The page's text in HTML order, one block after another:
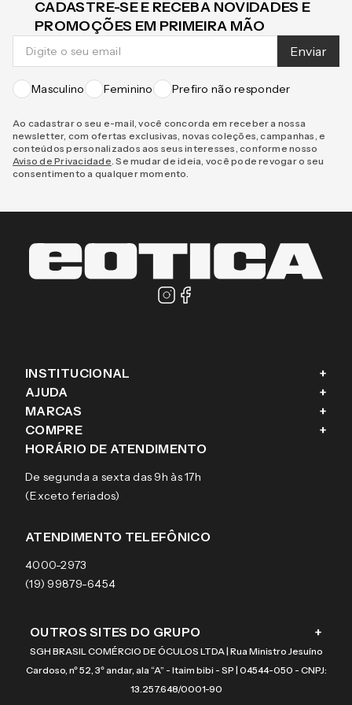
CADASTRE-SE E RECEBA NOVIDADES E
PROMOÇÕES EM PRIMEIRA MÃO
Enviar
Masculino Feminino Prefiro não responder
Ao cadastrar o seu e-mail, você concorda em receber a nossa
newsletter, com ofertas exclusivas, novas coleções, campanhas, e
conteúdos personalizados aos seus interesses, conforme nosso
Aviso de Privacidade . Se mudar de ideia, você pode revogar o seu
consentimento a qualquer momento.
INSTITUCIONAL +
Fale conosco
Blog
Sobre a eÓtica
Aviso de privacidade
Termos e condições de uso
AJUDA +
Como comprar
Trocas e Devoluções
Pagamentos
Garantias
MARCAS +
Ray-Ban
Tecnol
Arnette
Burberry
COMPRE +
Óculos de sol
Lentes de contato
HORÁRIO DE ATENDIMENTO
De segunda a sexta das 9h às 17h
(Exceto feriados)
ATENDIMENTO TELEFÔNICO
4000-2973
(19) 99879-6454
OUTROS SITES DO GRUPO +
SGH BRASIL COMÉRCIO DE ÓCULOS LTDA | Rua Ministro Jesuíno
Cardoso, nº 52, 3º andar, ala “A” - Itaim bibi - SP | 04544-050 - CNPJ:
13.257.648/0001-90